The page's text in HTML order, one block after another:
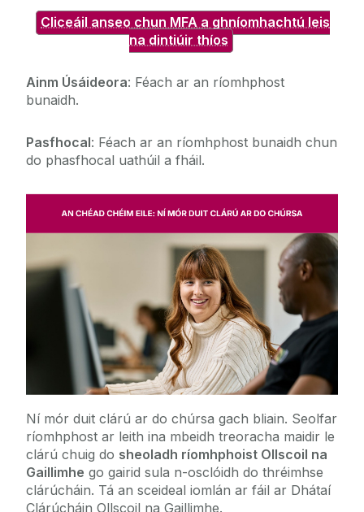
Cliceáil anseo chun MFA a ghníomhachtú leis
na dintiúir thíos
Ainm Úsáideora: Féach ar an ríomhphost
bunaidh.
Pasfhocal: Féach ar an ríomhphost bunaidh chun
do phasfhocal uathúil a fháil.
Ní mór duit clárú ar do chúrsa gach bliain. Seolfar
ríomhphost ar leith ina mbeidh treoracha maidir le
clárú chuig do sheoladh ríomhphoist Ollscoil na
Gaillimhe go gairid sula n-osclóidh do thréimhse
clárúcháin. Tá an sceideal iomlán ar fáil ar Dhátaí
Clárúcháin Ollscoil na Gaillimhe.